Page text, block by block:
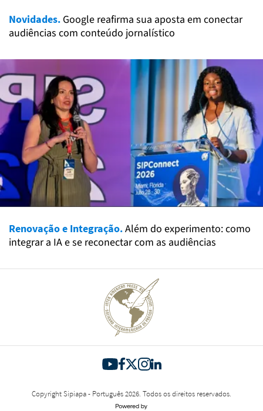
Novidades. Google reafirma sua aposta em conectar
audiências com conteúdo jornalístico
Renovação e Integração.Além do experimento: como
integrar a IA e se reconectar com as audiências
Copyright Sipiapa - Português 2026. Todos os direitos reservados.